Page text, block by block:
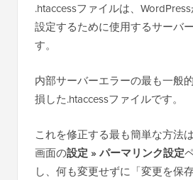
.htaccessファイルは、
設定するために使用するサーバ
す。
内部サーバーエラーの最も一般
損した.htaccessファイルです。
これを修正する最も簡単な方法
画面の設定 » パーマリンク設定
し、何も変更せずに「変更を保